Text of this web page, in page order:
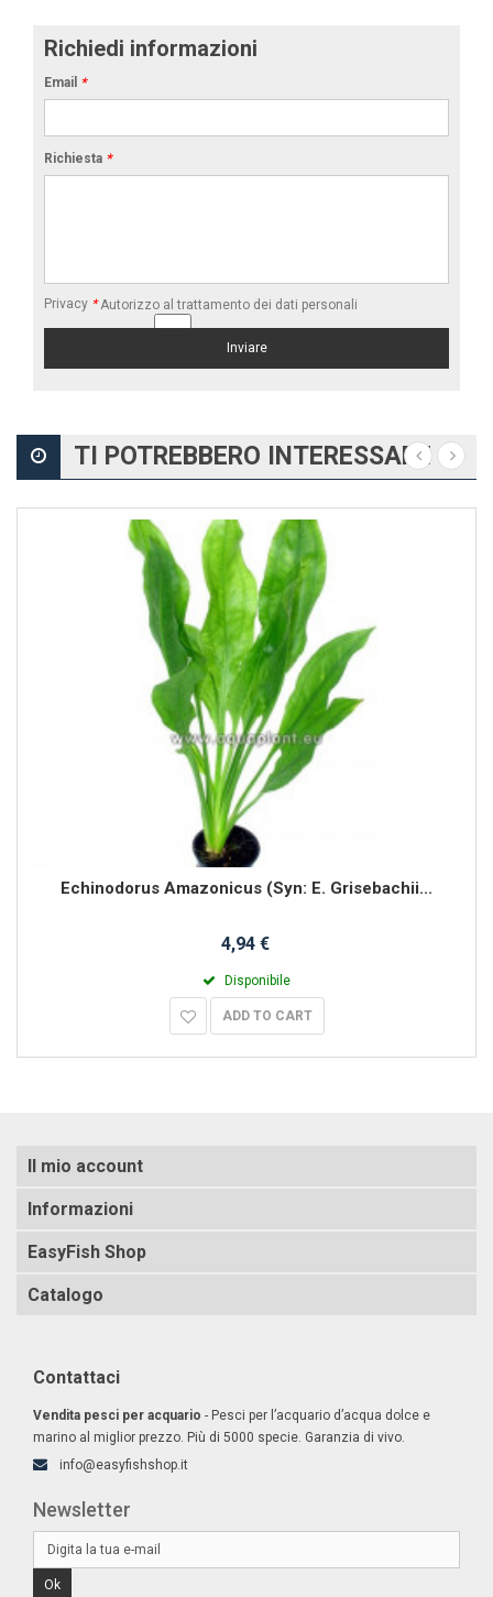
Richiedi informazioni
Email *
Richiesta *
Privacy * Autorizzo al trattamento dei dati personali
TI POTREBBERO INTERESSARE
Echinodorus Amazonicus (Syn: E. Grisebachii...
4,94 €
Disponibile
ADD TO CART
Il mio account
Informazioni
EasyFish Shop
Catalogo
Contattaci
Vendita pesci per acquario - Pesci per l’acquario d’acqua dolce e
marino al miglior prezzo. Più di 5000 specie. Garanzia di vivo.
info@easyfishshop.it
Newsletter
Ok